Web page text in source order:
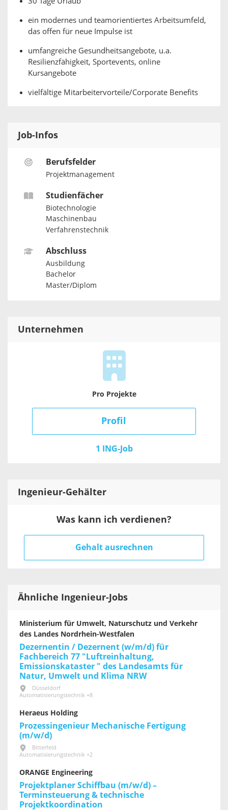
ein modernes und teamorientiertes Arbeitsumfeld,
das offen für neue Impulse ist
umfangreiche Gesundheitsangebote, u.a.
Resilienzfähigkeit, Sportevents, online
Kursangebote
vielfältige Mitarbeitervorteile/Corporate Benefits
Job-Infos
Berufsfelder
Projektmanagement
Studienfächer
Biotechnologie
Maschinenbau
Verfahrenstechnik
Abschluss
Ausbildung
Bachelor
Master/Diplom
Unternehmen
Pro Projekte
Profil
1 ING-Job
Ingenieur-Gehälter
Was kann ich verdienen?
Gehalt ausrechnen
Ähnliche Ingenieur-Jobs
Ministerium für Umwelt, Naturschutz und Verkehr
des Landes Nordrhein-Westfalen
Dezernentin / Dezernent (w/m/d) für
Fachbereich 77 "Luftreinhaltung,
Emissionskataster " des Landesamts für
Natur, Umwelt und Klima NRW
Düsseldorf
Automatisierungstechnik +8
Heraeus Holding
Prozessingenieur Mechanische Fertigung
(m/w/d)
Bitterfeld
Automatisierungstechnik +2
ORANGE Engineering
Projektplaner Schiffbau (m/w/d) –
Terminsteuerung & technische
Projektkoordination